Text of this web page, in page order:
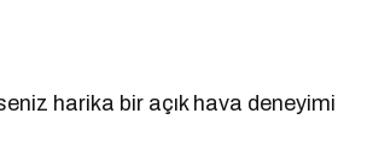
harika bir açık hava deneyimi